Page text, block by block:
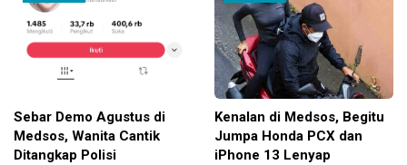
Sebar Demo Agustus di
Medsos, Wanita Cantik
Ditangkap Polisi
Kenalan di Medsos, Begitu
Jumpa Honda PCX dan
iPhone 13 Lenyap